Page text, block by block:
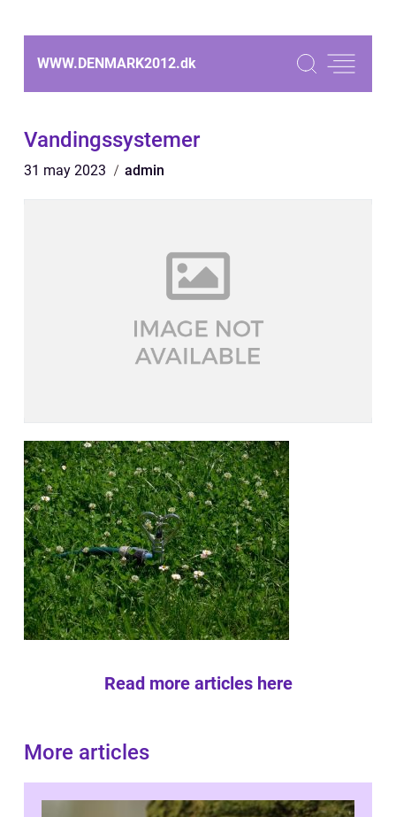
WWW.DENMARK2012.dk
Vandingssystemer
31 may 2023 admin
Read more articles here
More articles